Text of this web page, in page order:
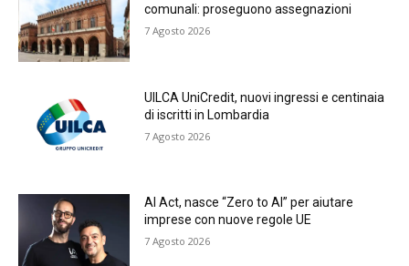
comunali: proseguono assegnazioni
7 Agosto 2026
UILCA UniCredit, nuovi ingressi e centinaia
di iscritti in Lombardia
7 Agosto 2026
AI Act, nasce “Zero to AI” per aiutare
imprese con nuove regole UE
7 Agosto 2026